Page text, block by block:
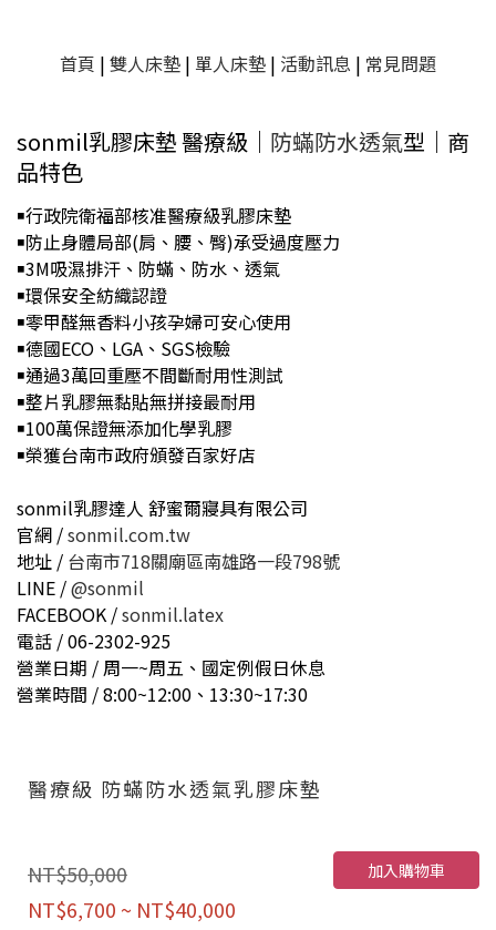
首頁 | 雙人床墊 | 單人床墊 | 活動訊息 | 常見問題
sonmil乳膠床墊 醫療級｜ 防蟎防水透氣型 ｜ 商
品特色
￭行政院衛福部核准醫療級乳膠床墊
￭防止身體局部(肩、腰、臀)承受過度壓力
￭3M吸濕排汗、防蟎、防水、透氣
￭環保安全紡織認證
￭零甲醛無香料小孩孕婦可安心使用
￭德國ECO、LGA、SGS檢驗
￭通過3萬回重壓不間斷耐用性測試
￭整片乳膠無黏貼無拼接最耐用
￭100萬保證無添加化學乳膠
￭榮獲台南市政府頒發百家好店
sonmil乳膠達人 舒蜜爾寢具有限公司
官網 /sonmil.com.tw
地址 / 台南市718關廟區南雄路一段798號
LINE /@sonmil
FACEBOOK /sonmil.latex
電話 / 06-2302-925
營業日期 / 周一~周五、國定例假日休息
營業時間 / 8:00~12:00、13:30~17:30
醫療級 防蟎防水透氣乳膠床墊
NT$50,000
NT$6,700 ~ NT$40,000
加入購物車